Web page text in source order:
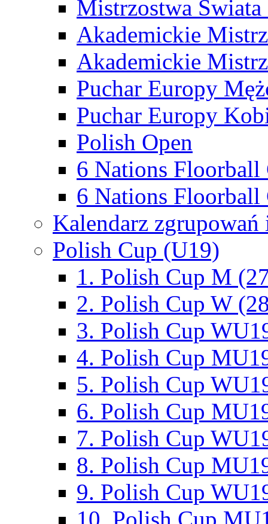
Mistrzostwa
Akademickie
Akademickie
Puchar Europy
Puchar Europy
Polish Open
6 Nations Floorball
6 Nations Floorball
Kalendarz
Polish Cup (U19)
1. Polish Cup M
2. Polish Cup W
3. Polish Cup
4. Polish Cup
5. Polish Cup
6. Polish Cup
7. Polish Cup
8. Polish Cup
9. Polish Cup
10. Polish Cup